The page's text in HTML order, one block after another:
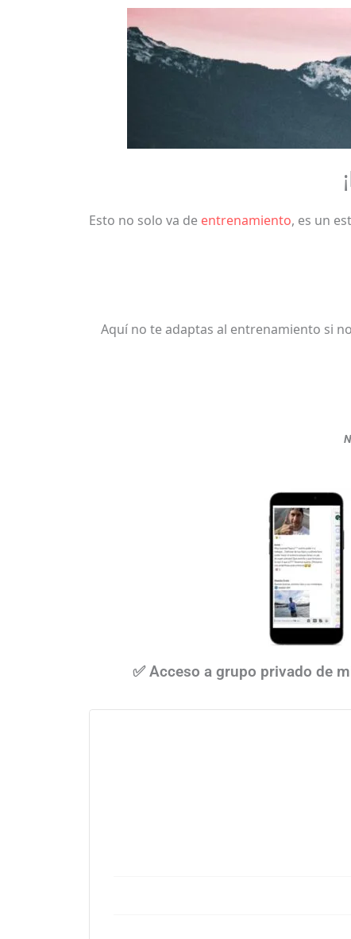
Esto no solo va de entrenamiento, es un
Aquí no te adaptas al entrenamiento si
✅ Acceso a grupo privado de